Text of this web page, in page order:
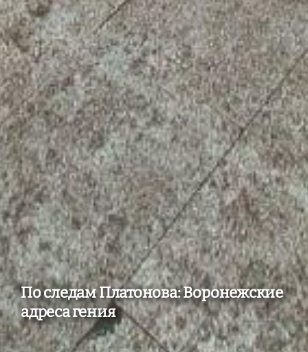
По следам Платонова: Воронежские
адреса гения